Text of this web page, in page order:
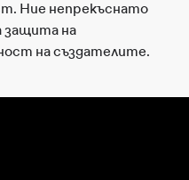
Ние непрекъснато
защита на
на създателите.